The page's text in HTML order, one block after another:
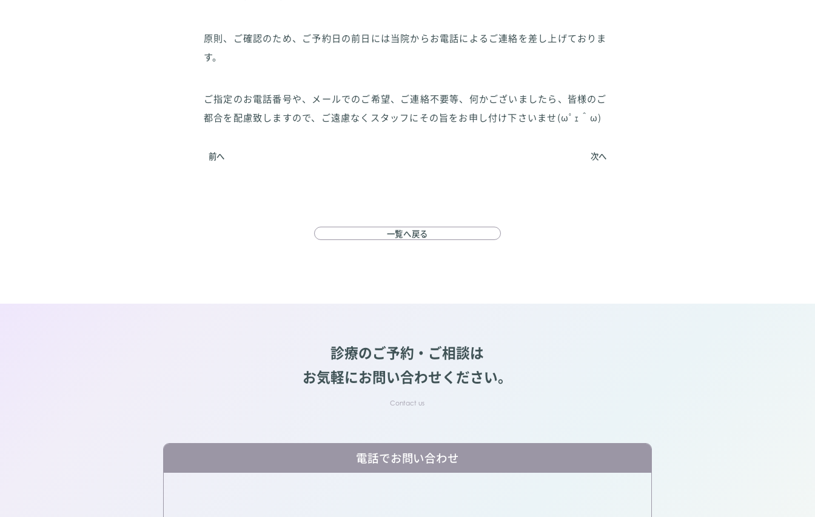
原則、ご確認のため、ご予約日の前日には当院からお電話によるご連絡を差し上げておりま
す。
ご指定のお電話番号や、メールでのご希望、ご連絡不要等、何かございましたら、皆様のご
都合を配慮致しますので、ご遠慮なくスタッフにその旨をお申し付け下さいませ(ωﾟｪ＾ω)
前へ 次へ
一覧へ戻る
診療のご予約・ご相談は
お気軽にお問い合わせください。
電話でお問い合わせ